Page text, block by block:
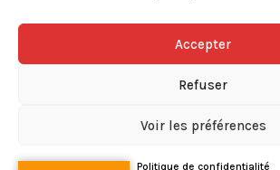
Accepter
Refuser
Voir les préférences
Politique de confidentialité
L’abus d’alcool est dangereux pour la santé,